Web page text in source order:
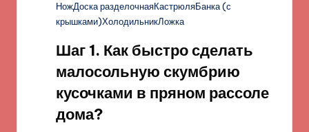
НожДоска разделочнаяКастрюляБанка (с
крышками)ХолодильникЛожка
Шаг 1. Как быстро сделать
малосольную скумбрию
кусочками в пряном рассоле
дома?